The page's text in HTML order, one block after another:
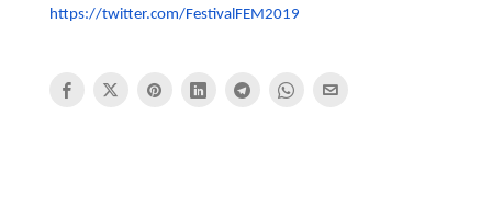
https://twitter.com/FestivalFEM2019